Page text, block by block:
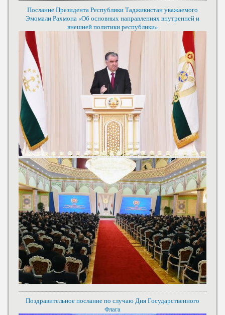
Послание Президента Республики Таджикистан уважаемого
Эмомали Рахмона «Об основных направлениях внутренней и
внешней политики республики»
Поздравительное послание по случаю Дня Государственного
Флага